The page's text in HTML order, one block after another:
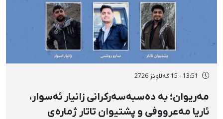
13:51 - 15 گەلاوێژ 2726
مەریوان؛ بە دەسبەسەرکرانی زانیار ئەسوار،
ئاریا مەعرووفی و پشتیوان تاتار ژمارەی